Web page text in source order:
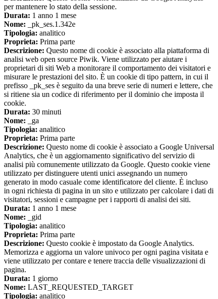
per mantenere lo stato della sessione.
Durata: 1 anno 1 mese
Nome: _pk_ses.1.342e
Tipologia: analitico
Proprieta: Prima parte
Descrizione: Questo nome di cookie è associato alla piattaforma di
analisi web open source Piwik. Viene utilizzato per aiutare i
proprietari di siti Web a monitorare il comportamento dei visitatori e
misurare le prestazioni del sito. È un cookie di tipo pattern, in cui il
prefisso _pk_ses è seguito da una breve serie di numeri e lettere, che
si ritiene sia un codice di riferimento per il dominio che imposta il
cookie.
Durata: 30 minuti
Nome: _ga
Tipologia: analitico
Proprieta: Prima parte
Descrizione: Questo nome di cookie è associato a Google Universal
Analytics, che è un aggiornamento significativo del servizio di
analisi più comunemente utilizzato da Google. Questo cookie viene
utilizzato per distinguere utenti unici assegnando un numero
generato in modo casuale come identificatore del cliente. È incluso
in ogni richiesta di pagina in un sito e utilizzato per calcolare i dati di
visitatori, sessioni e campagne per i rapporti di analisi dei siti.
Durata: 1 anno 1 mese
Nome: _gid
Tipologia: analitico
Proprieta: Prima parte
Descrizione: Questo cookie è impostato da Google Analytics.
Memorizza e aggiorna un valore univoco per ogni pagina visitata e
viene utilizzato per contare e tenere traccia delle visualizzazioni di
pagina.
Durata: 1 giorno
Nome: LAST_REQUESTED_TARGET
Tipologia: analitico